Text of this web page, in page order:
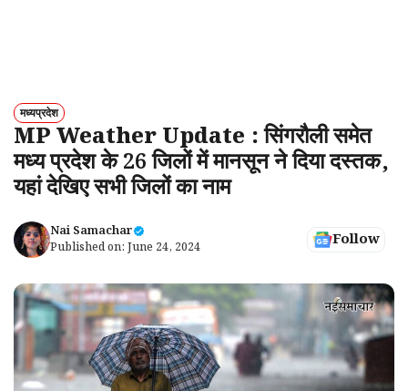
मध्यप्रदेश
MP Weather Update : सिंगरौली समेत
मध्य प्रदेश के 26 जिलों में मानसून ने दिया दस्तक,
यहां देखिए सभी जिलों का नाम
Nai Samachar
Published on: June 24, 2024 Follow